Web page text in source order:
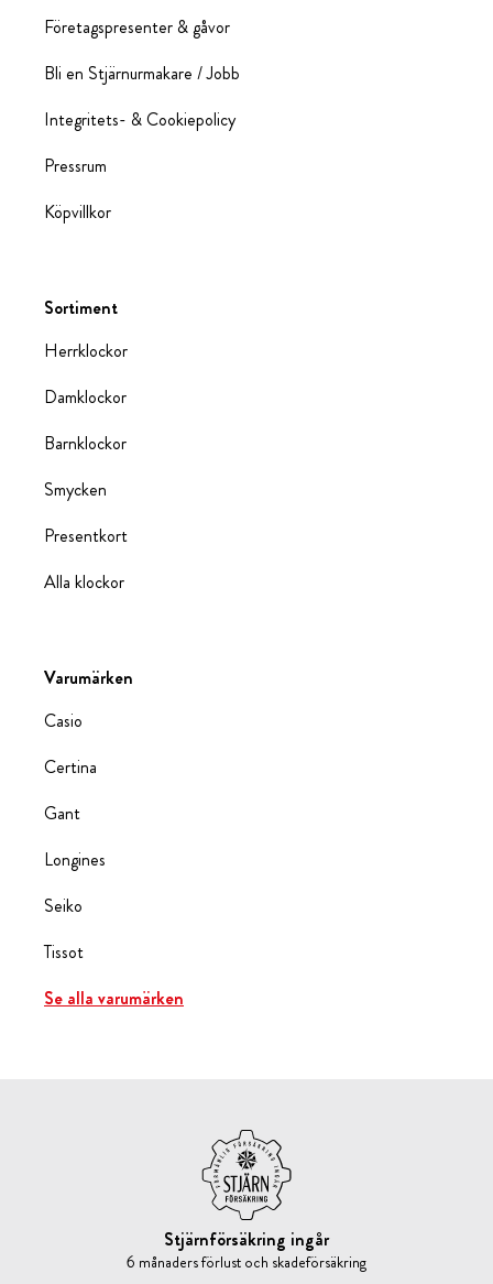
Företagspresenter & gåvor
Bli en Stjärnurmakare / Jobb
Integritets- & Cookiepolicy
Pressrum
Köpvillkor
Sortiment
Herrklockor
Damklockor
Barnklockor
Smycken
Presentkort
Alla klockor
Varumärken
Casio
Certina
Gant
Longines
Seiko
Tissot
Se alla varumärken
Stjärnförsäkring ingår
6 månaders förlust och skadeförsäkring